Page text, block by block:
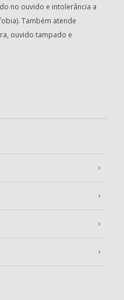
no ouvido e intolerância a
Também atende
ouvido tampado e